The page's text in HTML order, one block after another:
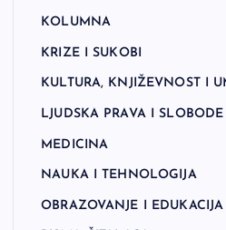
KOLUMNA
KRIZE I SUKOBI
KULTURA, KNJIŽEVNOST I
LJUDSKA PRAVA I SLOBODE
MEDICINA
NAUKA I TEHNOLOGIJA
OBRAZOVANJE I EDUKACIJA